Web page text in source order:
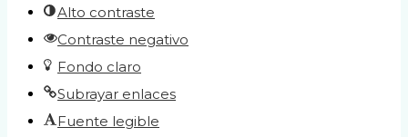
Alto contraste
Contraste negativo
Fondo claro
Subrayar enlaces
Fuente legible